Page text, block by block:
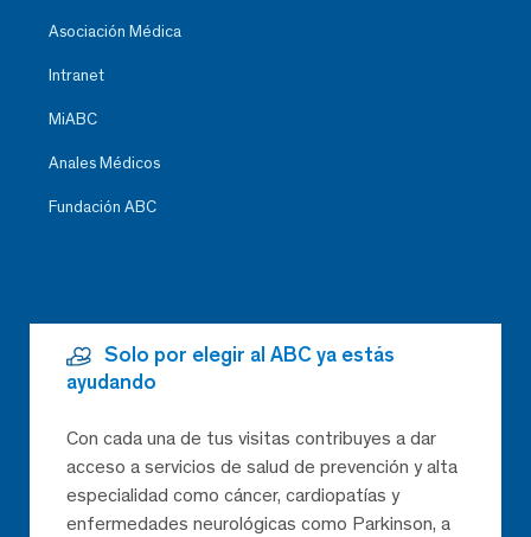
Asociación Médica
Intranet
MiABC
Anales Médicos
Fundación ABC
Solo por elegir al ABC ya estás
ayudando
Con cada una de tus visitas contribuyes a dar
acceso a servicios de salud de prevención y alta
especialidad como cáncer, cardiopatías y
enfermedades neurológicas como Parkinson, a